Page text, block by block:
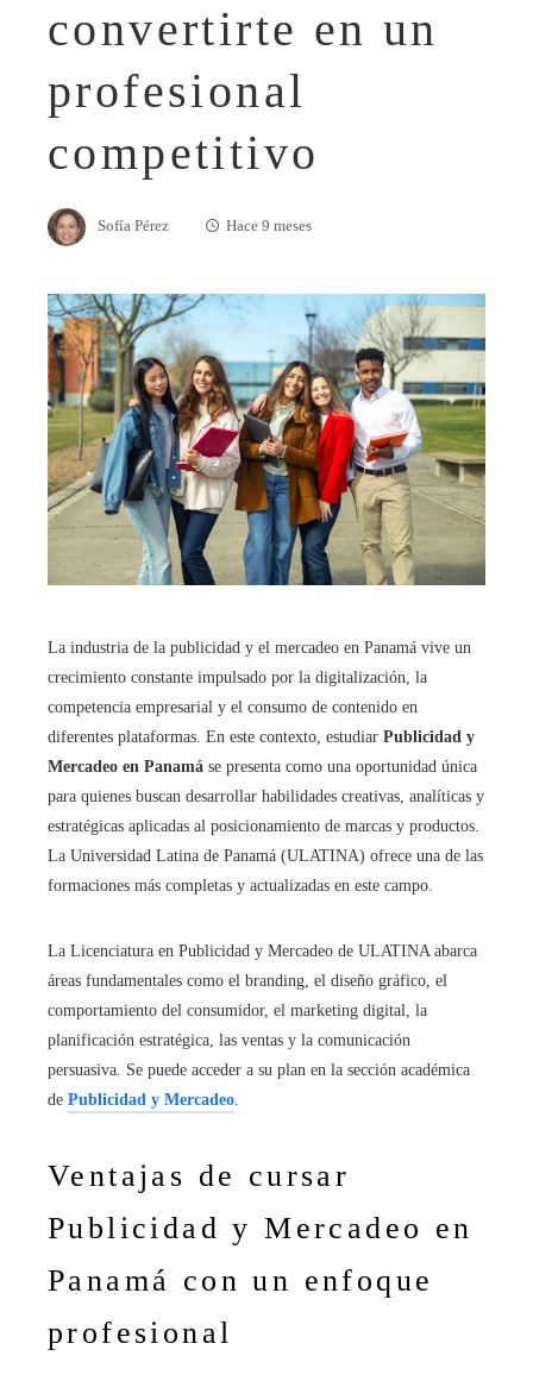
convertirte en un
profesional
competitivo
Sofía Pérez Hace 9 meses
La industria de la publicidad y el mercadeo en Panamá vive un
crecimiento constante impulsado por la digitalización, la
competencia empresarial y el consumo de contenido en
diferentes plataformas. En este contexto, estudiar Publicidad y
Mercadeo en Panamá se presenta como una oportunidad única
para quienes buscan desarrollar habilidades creativas, analíticas y
estratégicas aplicadas al posicionamiento de marcas y productos.
La Universidad Latina de Panamá (ULATINA) ofrece una de las
formaciones más completas y actualizadas en este campo.
La Licenciatura en Publicidad y Mercadeo de ULATINA abarca
áreas fundamentales como el branding, el diseño gráfico, el
comportamiento del consumidor, el marketing digital, la
planificación estratégica, las ventas y la comunicación
persuasiva. Se puede acceder a su plan en la sección académica
de Publicidad y Mercadeo.
Ventajas de cursar
Publicidad y Mercadeo en
Panamá con un enfoque
profesional